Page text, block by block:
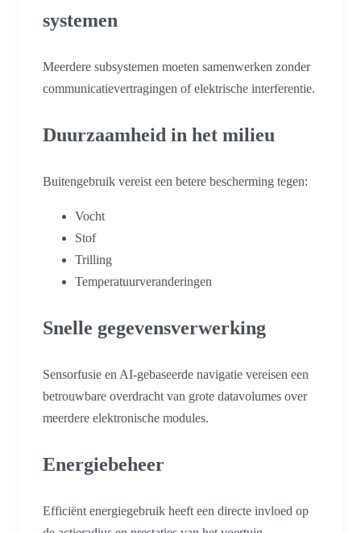
systemen
Meerdere subsystemen moeten samenwerken zonder
communicatievertragingen of elektrische interferentie.
Duurzaamheid in het milieu
Buitengebruik vereist een betere bescherming tegen:
Vocht
Stof
Trilling
Temperatuurveranderingen
Snelle gegevensverwerking
Sensorfusie en AI-gebaseerde navigatie vereisen een
betrouwbare overdracht van grote datavolumes over
meerdere elektronische modules.
Energiebeheer
Efficiënt energiegebruik heeft een directe invloed op